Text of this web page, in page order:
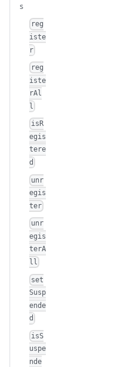
s
reg
iste
r
reg
iste
rAl
l
isR
egis
tere
d
unr
egis
ter
unr
egis
terA
ll
set
Susp
ende
d
isS
uspe
nde